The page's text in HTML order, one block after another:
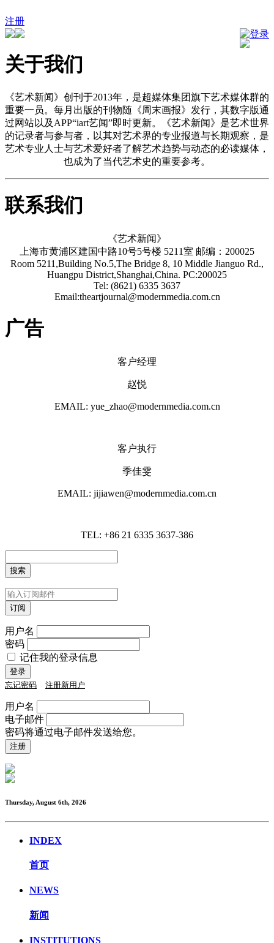
注册
登录
关于我们
《艺术新闻》创刊于2013年，是超媒体集团旗下艺术媒体群的
重要一员。每月出版的刊物随《周末画报》发行，其数字版通
过网站以及APP“iart艺闻”即时更新。《艺术新闻》是艺术世界
的记录者与参与者，以其对艺术界的专业报道与长期观察，是
艺术专业人士与艺术爱好者了解艺术趋势与动态的必读媒体，
也成为了当代艺术史的重要参考。
联系我们
《艺术新闻》
上海市黄浦区建国中路10号5号楼 5211室 邮编：200025
Room 5211,Building No.5,The Bridge 8, 10 Middle Jianguo Rd.,
Huangpu District,Shanghai,China. PC:200025
Tel: (8621) 6335 3637
Email:theartjournal@modernmedia.com.cn
广告
客户经理
赵悦
EMAIL: yue_zhao@modernmedia.com.cn
客户执行
季佳雯
EMAIL: jijiawen@modernmedia.com.cn
TEL: +86 21 6335 3637-386
用户名
密码
记住我的登录信息
忘记密码 注册新用户
用户名
电子邮件
密码将通过电子邮件发送给您。
Thursday, August 6th, 2026
INDEX
首页
NEWS
新闻
INSTITUTIONS